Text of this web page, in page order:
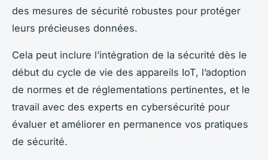
des mesures de sécurité robustes pour protéger
leurs précieuses données.
Cela peut inclure l’intégration de la sécurité dès le
début du cycle de vie des appareils IoT, l’adoption
de normes et de réglementations pertinentes, et le
travail avec des experts en cybersécurité pour
évaluer et améliorer en permanence vos pratiques
de sécurité.